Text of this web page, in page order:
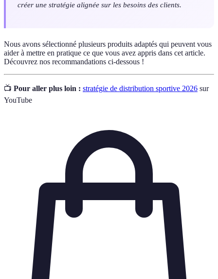
créer une stratégie alignée sur les besoins des clients.
Nous avons sélectionné plusieurs produits adaptés qui peuvent vous
aider à mettre en pratique ce que vous avez appris dans cet article.
Découvrez nos recommandations ci-dessous !
📺 Pour aller plus loin : stratégie de distribution sportive 2026 sur
YouTube